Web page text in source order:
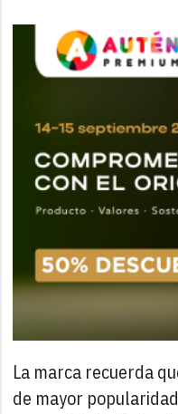
La marca recuerda
de mayor